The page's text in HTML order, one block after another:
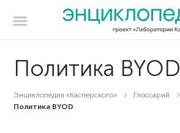
Политика BYOD
Энциклопедия «Касперского» Глоссарий
Политика BYOD